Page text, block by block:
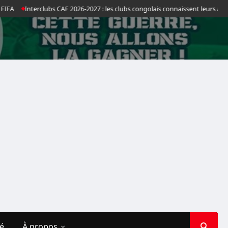
Interclubs CAF 2026-2027 : les clubs congolais connaissent leurs